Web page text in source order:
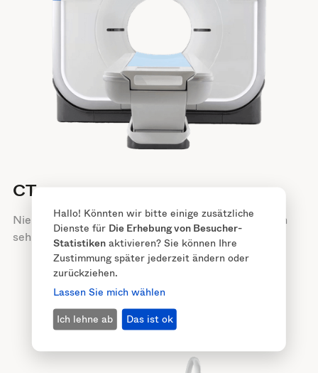
CT
Nierensteine und Verkalkungen in Zysten lassen sich
sehr gut mit dem CT darstellen.
Hallo! Könnten wir bitte einige zusätzliche
Dienste für Die Erhebung von Besucher-
Statistikenaktivieren? Sie können Ihre
Zustimmung später jederzeit ändern oder
zurückziehen.
Lassen Sie mich wählen
Ich lehne ab
Das ist ok